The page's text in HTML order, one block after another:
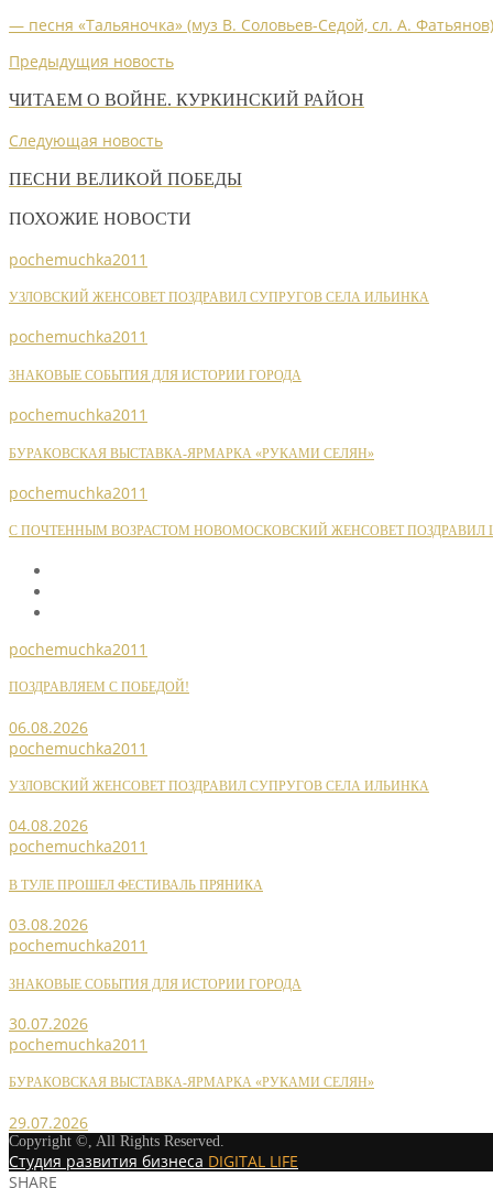
— песня «Тальяночка» (муз В. Соловьев-Седой, сл. А.
Предыдущия новость
ЧИТАЕМ О ВОЙНЕ. КУРКИНСКИЙ РАЙОН
Следующая новость
ПЕСНИ ВЕЛИКОЙ ПОБЕДЫ
ПОХОЖИЕ НОВОСТИ
pochemuchka2011
УЗЛОВСКИЙ ЖЕНСОВЕТ ПОЗДРАВИЛ СУПРУГОВ СЕЛА ИЛЬИНКА
pochemuchka2011
ЗНАКОВЫЕ СОБЫТИЯ ДЛЯ ИСТОРИИ ГОРОДА
pochemuchka2011
БУРАКОВСКАЯ ВЫСТАВКА-ЯРМАРКА «РУКАМИ СЕЛЯН»
pochemuchka2011
С ПОЧТЕННЫМ ВОЗРАСТОМ НОВОМОСКОВСКИЙ ЖЕНСОВЕТ ПОЗДРАВИЛ
pochemuchka2011
ПОЗДРАВЛЯЕМ С ПОБЕДОЙ!
06.08.2026
pochemuchka2011
УЗЛОВСКИЙ ЖЕНСОВЕТ ПОЗДРАВИЛ СУПРУГОВ СЕЛА ИЛЬИНКА
04.08.2026
pochemuchka2011
В ТУЛЕ ПРОШЕЛ ФЕСТИВАЛЬ ПРЯНИКА
03.08.2026
pochemuchka2011
ЗНАКОВЫЕ СОБЫТИЯ ДЛЯ ИСТОРИИ ГОРОДА
30.07.2026
pochemuchka2011
БУРАКОВСКАЯ ВЫСТАВКА-ЯРМАРКА «РУКАМИ СЕЛЯН»
29.07.2026
Copyright ©, All Rights Reserved.
Студия развития бизнеса DIGITAL LIFE
SHARE